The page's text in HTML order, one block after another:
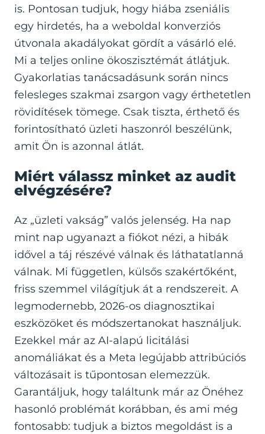
is. Pontosan tudjuk, hogy hiába zseniális
egy hirdetés, ha a weboldal konverziós
útvonala akadályokat gördít a vásárló elé.
Mi a teljes online ökoszisztémát átlátjuk.
Gyakorlatias tanácsadásunk során nincs
felesleges szakmai zsargon vagy érthetetlen
rövidítések tömege. Csak tiszta, érthető és
forintosítható üzleti haszonról beszélünk,
amit Ön is azonnal átlát.
Miért válassz minket az audit
elvégzésére?
Az „üzleti vakság” valós jelenség. Ha nap
mint nap ugyanazt a fiókot nézi, a hibák
idővel a táj részévé válnak és láthatatlanná
válnak. Mi független, külsős szakértőként,
friss szemmel világítjuk át a rendszereit. A
legmodernebb, 2026-os diagnosztikai
eszközöket és módszertanokat használjuk.
Ezekkel már az AI-alapú licitálási
anomáliákat és a Meta legújabb attribúciós
változásait is tűpontosan elemezzük.
Garantáljuk, hogy találtunk már az Önéhez
hasonló problémát korábban, és ami még
fontosabb: tudjuk a biztos megoldást is a